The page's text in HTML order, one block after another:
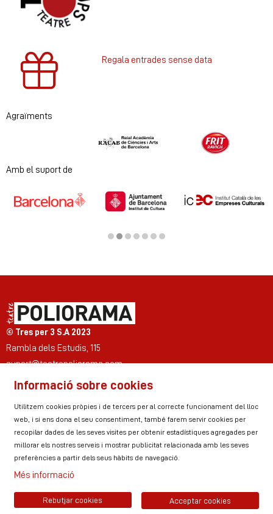
Regala entrades sense data
Agraïments
Diapositiva 1 de 2
Amb el suport de
© Tres per 3 S.A 2023
Rambla dels Estudis, 115
suport@teatrepoliorama.com
Link a instagram
Link a youtube
Link a twitter
Link a facebook
Link a ticktok
Link a linkedin
Sitemap Avís Legal
Ús de Cookies
Política de privacitat
Informació sobre cookies
Utilitzem cookies pròpies i de tercers per al correcte funcionament del lloc
web, i si ens dona el seu consentiment, també farem servir cookies per
recopilar dades de les seves visites per obtenir estadístiques agregades per
millorar els nostres serveis i mostrar publicitat relacionada amb les seves
preferències a partir dels seus hàbits de navegació.
Més informació
Acceptar cookies
Rebutjar cookies